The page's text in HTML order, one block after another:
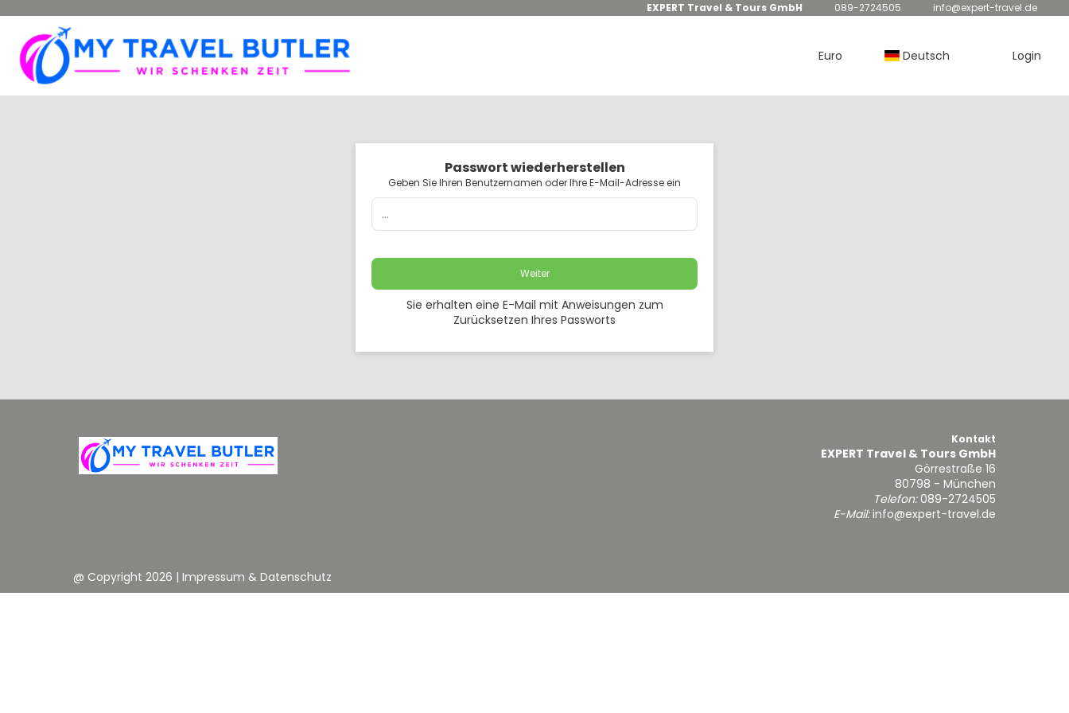
EXPERT Travel & Tours GmbH 089-2724505 info@expert-travel.de
Euro Deutsch Login
Passwort wiederherstellen
Geben Sie Ihren Benutzernamen oder Ihre E-Mail-Adresse ein
Weiter
Sie erhalten eine E-Mail mit Anweisungen zum
Zurücksetzen Ihres Passworts
Kontakt
EXPERT Travel & Tours GmbH
Görrestraße 16
80798 - München
Telefon:089-2724505
E-Mail:info@expert-travel.de
@ Copyright 2026 | Impressum & Datenschutz